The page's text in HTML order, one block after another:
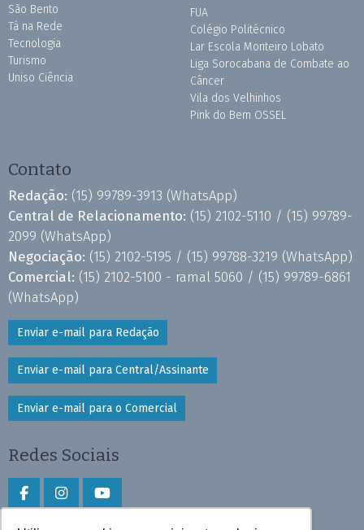
São Bento
Tá na Rede
Tecnologia
Turismo
Uniso Ciência
FUA
Colégio Politécnico
Lar Escola Monteiro Lobato
Liga Sorocabana de Combate ao
Câncer
Vila dos Velhinhos
Pink do Bem OSSEL
Contato
Redação: (15) 99789-3913 (WhatsApp)
Central de Relacionamento: (15) 2102-5110 / (15) 99789-
2099 (WhatsApp)
Negociação: (15) 2102-5195 / (15) 99788-3219 (WhatsApp)
Comercial: (15) 2102-5100 - ramal 5060 / (15) 99789-6861
(WhatsApp)
Enviar e-mail para Redação
Enviar e-mail para Central/Assinante
Enviar e-mail para o Comercial
Redes Sociais